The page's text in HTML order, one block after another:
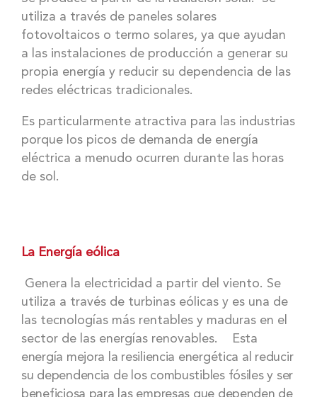
utiliza a través de paneles solares
fotovoltaicos o termo solares, ya que ayudan
a las instalaciones de producción a generar su
propia energía y reducir su dependencia de las
redes eléctricas tradicionales.
Es particularmente atractiva para las industrias
porque los picos de demanda de energía
eléctrica a menudo ocurren durante las horas
de sol.
La Energía eólica
Genera la electricidad a partir del viento. Se
utiliza a través de turbinas eólicas y es una de
las tecnologías más rentables y maduras en el
sector de las energías renovables.
Esta
energía mejora la resiliencia energética al reducir
su dependencia de los combustibles fósiles y ser
beneficiosa para las empresas que dependen de